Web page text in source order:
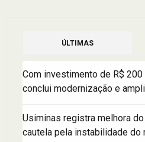
ÚLTIMAS
Com investimento de R$
conclui modernização e
Usiminas registra melhora
cautela pela instabilidade do